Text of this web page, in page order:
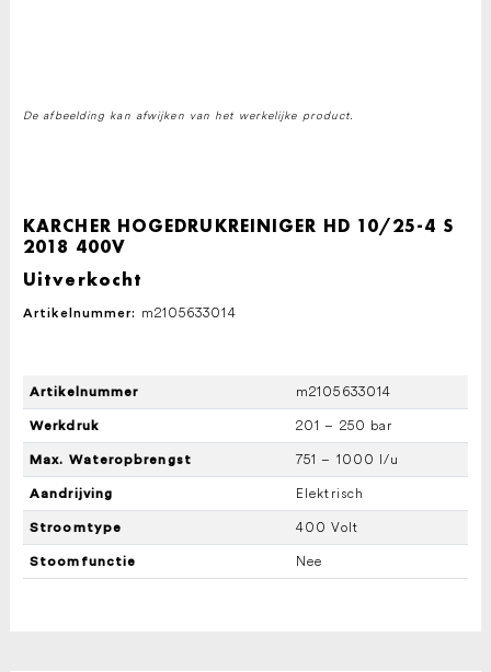
De afbeelding kan afwijken van het werkelijke product.
KARCHER HOGEDRUKREINIGER HD 10/25-4 S
2018 400V
Uitverkocht
Artikelnummer: m2105633014
Artikelnummer m2105633014
Werkdruk 201 – 250 bar
Max. Wateropbrengst 751 – 1000 l/u
Aandrijving Elektrisch
Stroomtype 400 Volt
Stoomfunctie Nee